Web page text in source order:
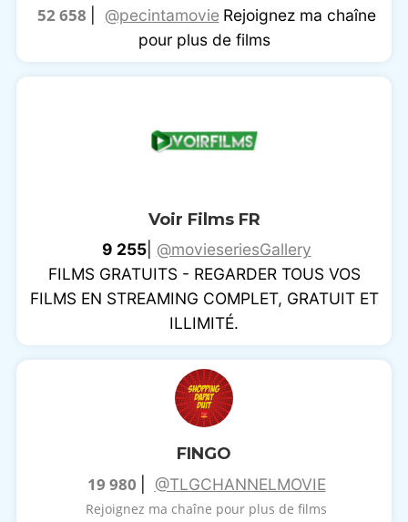
52 658 @pecintamovie Rejoignez ma chaîne
pour plus de films
Voir Films FR
9 255| @movieseriesGallery
FILMS GRATUITS - REGARDER TOUS VOS
FILMS EN STREAMING COMPLET, GRATUIT ET
ILLIMITÉ.
FINGO
19 980 @TLGCHANNELMOVIE
Rejoignez ma chaîne pour plus de films